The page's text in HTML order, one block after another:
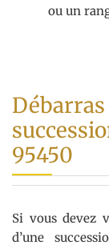
ou un
95450
Si vous devez
d’une